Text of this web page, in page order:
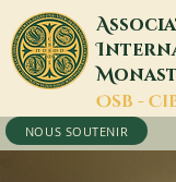
A
I
M
OSB - C
NOUS SOUTENIR